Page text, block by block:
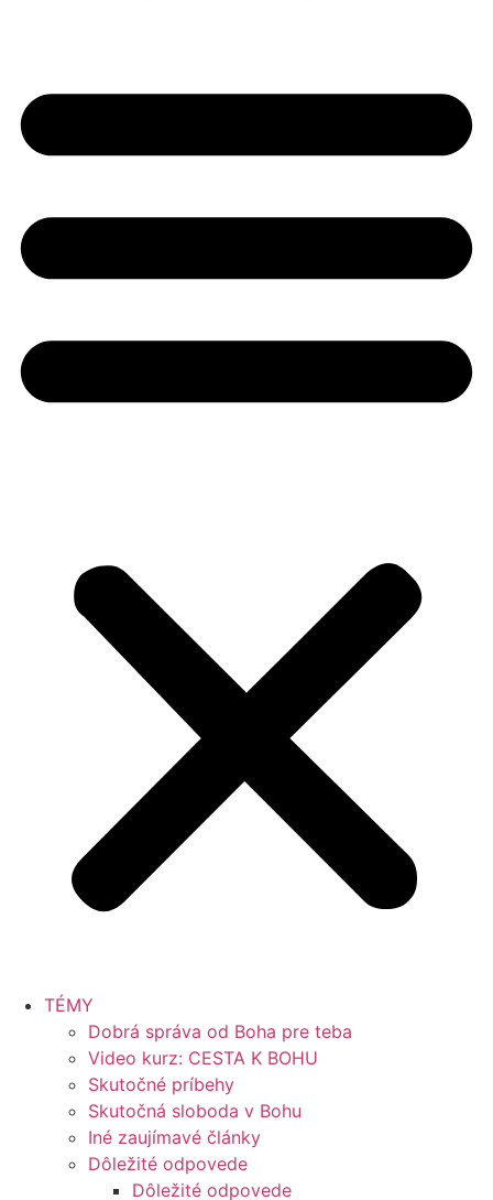
TÉMY
Dobrá správa od Boha pre teba
Video kurz: CESTA K BOHU
Skutočné príbehy
Skutočná sloboda v Bohu
Iné zaujímavé články
Dôležité odpovede
Dôležité odpovede